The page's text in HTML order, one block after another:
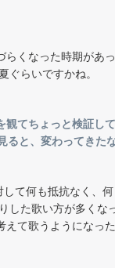
くなった時期があ
ぐらいですかね。
てちょっと検証し
と、変わってきた
て何も抵抗なく、
した歌い方が多くな
て歌うようになっ